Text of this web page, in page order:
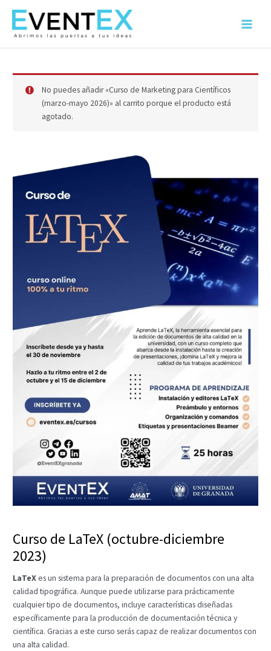
contenido
Main
No puedes añadir «Curso de Marketing para Científicos
(marzo-mayo 2026)» al carrito porque el producto está
agotado.
Curso de LaTeX (octubre-diciembre
2023)
LaTeXes un sistema para la preparación de documentos con una alta
calidad tipográfica. Aunque puede utilizarse para prácticamente
cualquier tipo de documentos, incluye características diseñadas
específicamente para la producción de documentación técnica y
científica. Gracias a este curso serás capaz de realizar documentos con
una alta calidad.